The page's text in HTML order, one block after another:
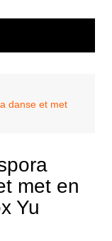
danse et met
met en
Yu